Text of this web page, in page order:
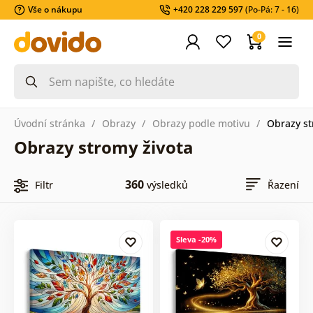
Vše o nákupu +420 228 229 597(Po-Pá: 7 - 16)
0
Úvodní stránka Obrazy Obrazy podle motivu Obrazy
Obrazy stromy života
Filtr 360 výsledků Řazení
Sleva -20%